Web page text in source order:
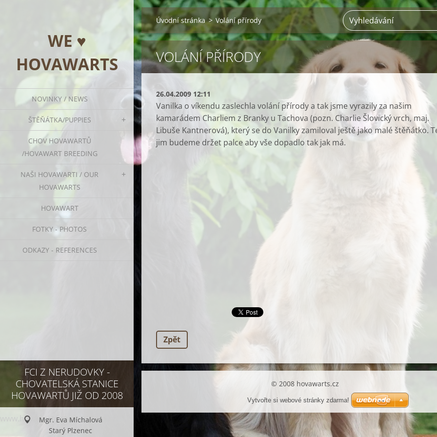
WE ♥
HOVAWARTS
NOVINKY / NEWS
ŠTĚŇÁTKA/PUPPIES
CHOV HOVAWARTŮ
/HOVAWART BREEDING
NAŠI HOVAWARTI / OUR
HOVAWARTS
HOVAWART
FOTKY - PHOTOS
ODKAZY - REFERENCES
FCI Z NERUDOVKY -
CHOVATELSKÁ STANICE
HOVAWARTŮ JIŽ OD 2008
Mgr. Eva Míchalová
Starý Plzenec
Úvodní stránka > Volání přírody
VOLÁNÍ PŘÍRODY
26.04.2009 12:11
Vanilka o víkendu zaslechla volání přírody a tak jsme vyrazily za našim
kamarádem Charliem z Branky u Tachova (pozn. Charlie Šlovický vrch, maj.
Libuše Kantnerová), který se do Vanilky zamiloval ještě jako malé štěňátko.
jim budeme držet palce aby vše dopadlo tak jak má.
Zpět
© 2008 hovawarts.cz
www.hovawarts.cz www.e-t-p.cz
Vytvořte si webové stránky zdarma!